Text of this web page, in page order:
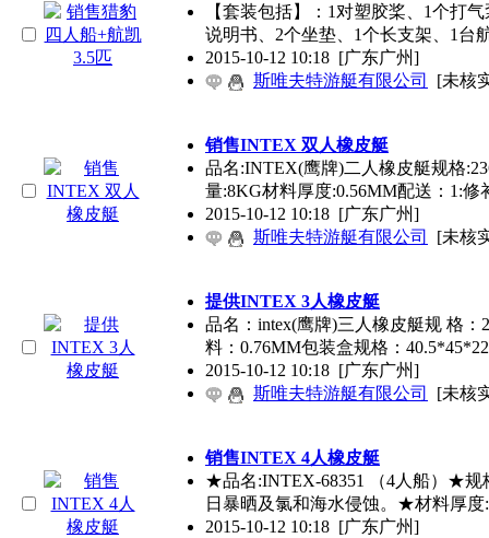
【套装包括】：1对塑胶桨、1个打
说明书、2个坐垫、1个长支架、1台
2015-10-12 10:18 [广东广州]
斯唯夫特游艇有限公司
[未核
销售INTEX 双人橡皮艇
品名:INTEX(鹰牌)二人橡皮艇规格
量:8KG材料厚度:0.56MM配送：1:修
2015-10-12 10:18 [广东广州]
斯唯夫特游艇有限公司
[未核
提供INTEX 3人橡皮艇
品名：intex(鹰牌)三人橡皮艇规 格
料：0.76MM包装盒规格：
2015-10-12 10:18 [广东广州]
斯唯夫特游艇有限公司
[未核
销售INTEX 4人橡皮艇
★品名:INTEX-68351 （4人船）★规
日暴晒及氯和海水侵蚀。★材料厚度
2015-10-12 10:18 [广东广州]